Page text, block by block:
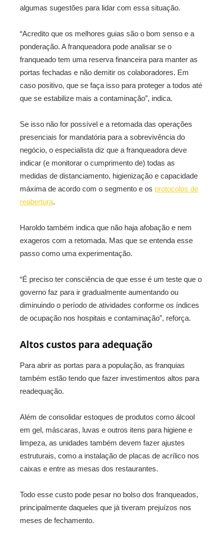
algumas sugestões para lidar com essa situação.
“Acredito que os melhores guias são o bom senso e a
ponderação. A franqueadora pode analisar se o
franqueado tem uma reserva financeira para manter as
portas fechadas e não demitir os colaboradores. Em
caso positivo, que se faça isso para proteger a todos até
que se estabilize mais a contaminação”, indica.
Se isso não for possível e a retomada das operações
presenciais for mandatória para a sobrevivência do
negócio, o especialista diz que a franqueadora deve
indicar (e monitorar o cumprimento de) todas as
medidas de distanciamento, higienização e capacidade
máxima de acordo com o segmento e os protocolos de
reabertura.
Haroldo também indica que não haja afobação e nem
exageros com a retomada. Mas que se entenda esse
passo como uma experimentação.
“É preciso ter consciência de que esse é um teste que o
governo faz para ir gradualmente aumentando ou
diminuindo o período de atividades conforme os índices
de ocupação nos hospitais e contaminação”, reforça.
Altos custos para adequação
Para abrir as portas para a população, as franquias
também estão tendo que fazer investimentos altos para
readequação.
Além de consolidar estoques de produtos como álcool
em gel, máscaras, luvas e outros itens para higiene e
limpeza, as unidades também devem fazer ajustes
estruturais, como a instalação de placas de acrílico nos
caixas e entre as mesas dos restaurantes.
Todo esse custo pode pesar no bolso dos franqueados,
principalmente daqueles que já tiveram prejuízos nos
meses de fechamento.